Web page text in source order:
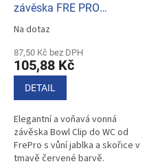
závěska FRE PRO
Jablko/Skořice (tmavě
Průměrné
produktu
je
5,0
hvězdiček.
Na dotaz
87,50 Kč bez DPH
105,88 Kč
DETAIL
Elegantní a voňavá vonná
závěska Bowl Clip do WC od
FrePro s vůní jablka a skořice v
tmavě červené barvě.